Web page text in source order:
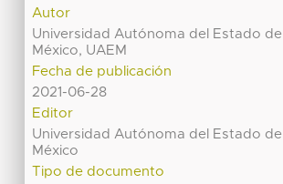
Autor
Universidad Autónoma del Estado de
México, UAEM
Fecha de publicación
2021-06-28
Editor
Universidad Autónoma del Estado de
México
Tipo de documento